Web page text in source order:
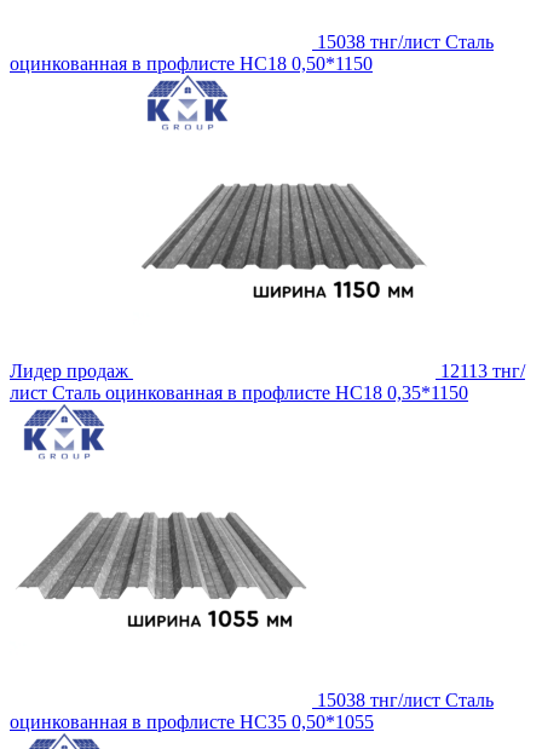
15038 тнг/лист Сталь
оцинкованная в профлисте НС18 0,50*1150
Лидер продаж
12113 тнг/
лист Сталь оцинкованная в профлисте НС18 0,35*1150
15038 тнг/лист Сталь
оцинкованная в профлисте НС35 0,50*1055